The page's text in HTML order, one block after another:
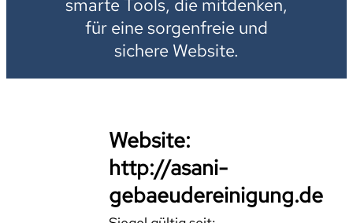
smarte Tools, die mitdenken,
für eine sorgenfreie und
sichere Website.
Website:
http://asani-
gebaeudereinigung.de